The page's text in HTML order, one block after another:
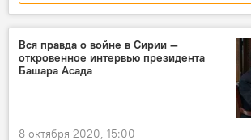
Новости
В мире
Происшествия
Австрия
ответственность
Вена
Вся правда о войне в Сирии —
откровенное интервью президента
Башара Асада
8 октября 2020, 15:00